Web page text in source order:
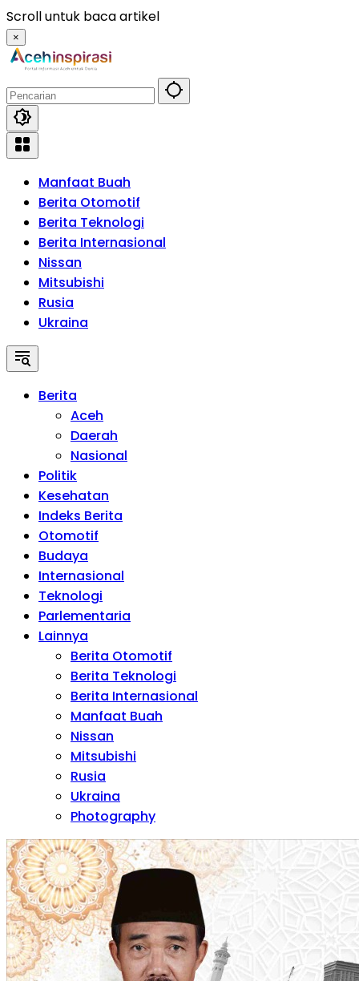
Langsung
ke
konten
Scroll untuk baca artikel
×
Manfaat Buah
Berita Otomotif
Berita Teknologi
Berita Internasional
Nissan
Mitsubishi
Rusia
Ukraina
Berita
Aceh
Daerah
Nasional
Politik
Kesehatan
Indeks Berita
Otomotif
Budaya
Internasional
Teknologi
Parlementaria
Lainnya
Berita Otomotif
Berita Teknologi
Berita Internasional
Manfaat Buah
Nissan
Mitsubishi
Rusia
Ukraina
Photography